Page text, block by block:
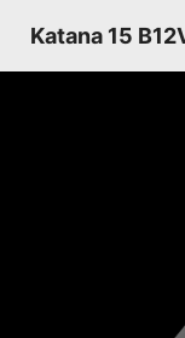
Katana 15